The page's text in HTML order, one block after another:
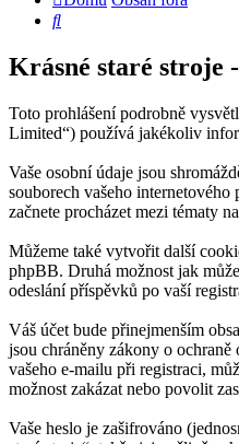
Hledat
Krásné staré stroje
Toto prohlášení podrobně
Limited“) používá jakékoliv
Vaše osobní údaje jsou
souborech vašeho
začnete procházet mezi tématy
Můžeme také vytvořit další
phpBB. Druhá možnost jak
odeslání příspěvků po vaší
Váš účet bude přinejmenším
jsou chráněny zákony o ochraně
vašeho e-mailu při registraci,
možnost zakázat nebo povolit
Vaše heslo je zašifrováno